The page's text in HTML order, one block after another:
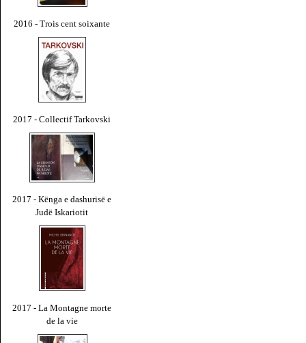
2016 - Trois cent soixante
2017 - Collectif Tarkovski
2017 - Kënga e dashurisë e
Judë Iskariotit
2017 - La Montagne morte
de la vie